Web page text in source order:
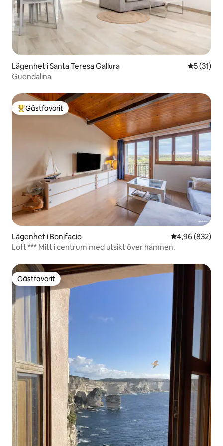
Lägenhet i Santa Teresa Gallura 5 av 5 i
5 (31)
Guendalina
Populär gästfavorit
Gästfavorit
Lägenhet i Bonifacio 4,96 av 5 i
4,96 (832)
Loft *** Mitt i centrum med utsikt över hamnen.
Gästfavorit
Gästfavorit